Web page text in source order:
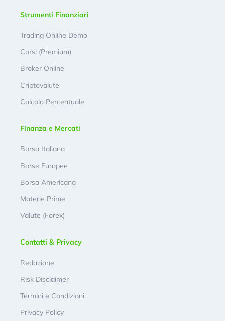
Strumenti Finanziari
Trading Online Demo
Corsi (Premium)
Broker Online
Criptovalute
Calcolo Percentuale
Finanza e Mercati
Borsa Italiana
Borse Europee
Borsa Americana
Materie Prime
Valute (Forex)
Contatti & Privacy
Redazione
Risk Disclaimer
Termini e Condizioni
Privacy Policy